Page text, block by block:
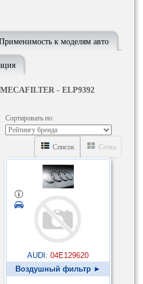
к моделям авто
- ELP9392
Сортировать по:
Сетка
Список
AUDI: 04E129620
Воздушный фильтр ►